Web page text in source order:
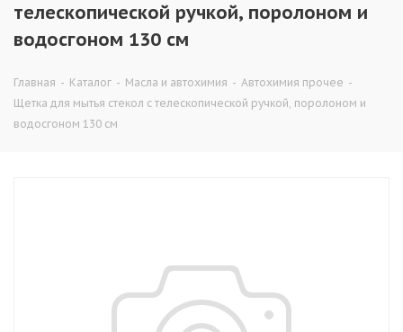
телескопической ручкой, поролоном и
водосгоном 130 см
Главная - Каталог - Масла и автохимия - Автохимия прочее -
Щетка для мытья стекол с телескопической ручкой, поролоном и
водосгоном 130 см